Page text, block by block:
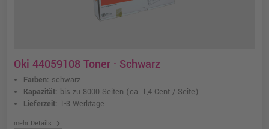
Oki 44059108 Toner · Schwarz
Farben: schwarz
Kapazität: bis zu 8000 Seiten (ca. 1,4 Cent / Seite)
Lieferzeit: 1-3 Werktage
mehr Details chevron_right